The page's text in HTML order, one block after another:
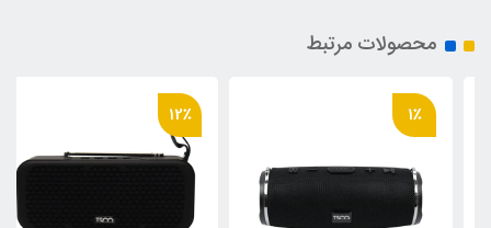
محصولات مرتبط
1٪ 12٪